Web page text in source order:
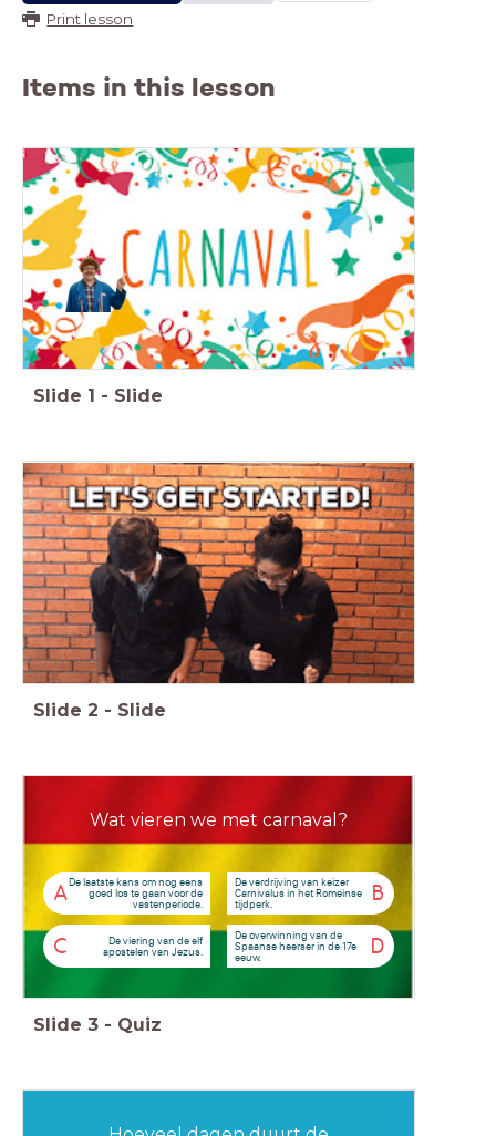
Print lesson
Items in this lesson
Slide 1 - Slide
Slide 2 - Slide
Wat vieren we met carnaval?
A
De laatste kans om nog eens
goed los te gaan voor de
vastenperiode.
B
De verdrijving van keizer
Carnivalus in het Romeinse
tijdperk.
C
De viering van de elf
apostelen van Jezus.
D
De overwinning van de
Spaanse heerser in de 17e
eeuw.
Slide 3 - Quiz